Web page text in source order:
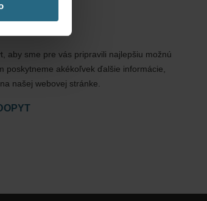
aby sme pre vás pripravili najlepšiu možnú
poskytneme akékoľvek ďalšie informácie,
našej webovej stránke.